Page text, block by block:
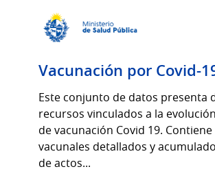
Vacunación por Covid-
Este conjunto de datos presenta
recursos vinculados a la
de vacunación Covid 19.
vacunales detallados y
de actos...